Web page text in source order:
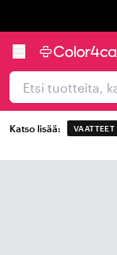
Katso lisää: VAATTEET